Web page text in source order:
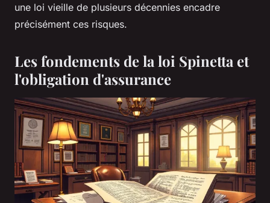
une loi vieille de plusieurs décennies encadre
précisément ces risques.
Les fondements de la loi Spinetta et
l'obligation d'assurance